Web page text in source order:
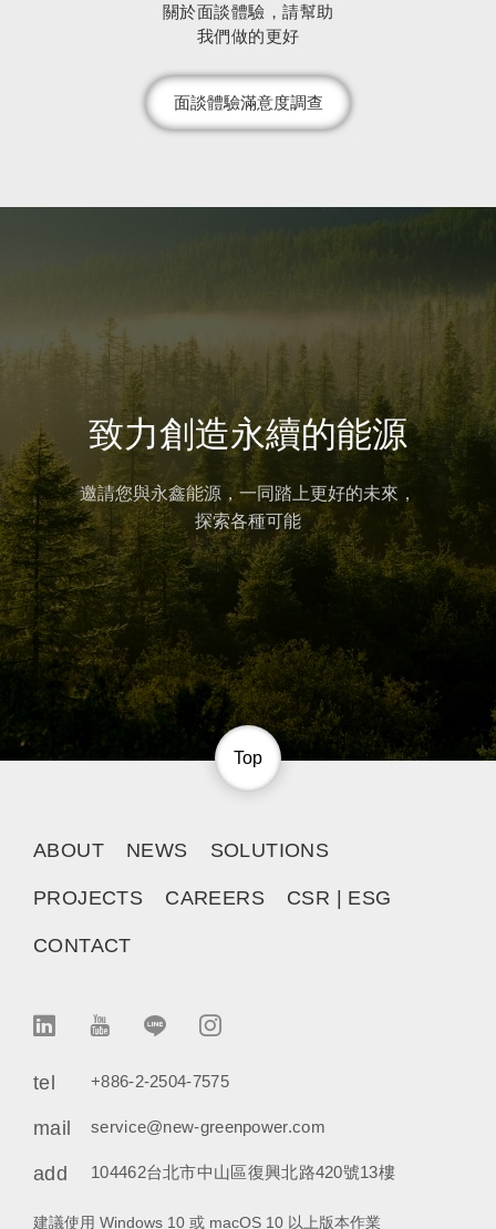
關於面談體驗，請幫助
我們做的更好
面談體驗滿意度調查
致力創造永續的能源
邀請您與永鑫能源，一同踏上更好的未來，
探索各種可能
Top
ABOUT NEWS SOLUTIONS
PROJECTS CAREERS CSR | ESG
CONTACT
建議使用 Windows 10 或 macOS 10 以上版本作業
tel +886-2-2504-7575
mail service@new-greenpower.com
add 104462台北市中山區復興北路420號13樓